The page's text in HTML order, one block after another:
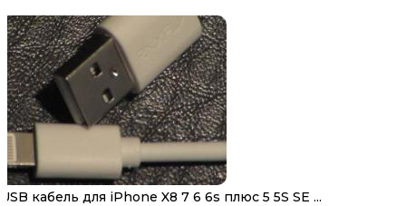
USB кабель для iPhone X8 7 6 6s плюс 5 5S SE ...